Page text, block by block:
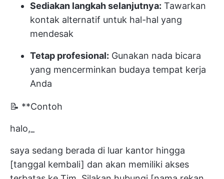
Sediakan langkah selanjutnya: Tawarkan
kontak alternatif untuk hal-hal yang
mendesak
Tetap profesional: Gunakan nada bicara
yang mencerminkan budaya tempat kerja
Anda
📝 **Contoh
halo,_
saya sedang berada di luar kantor hingga
[tanggal kembali] dan akan memiliki akses